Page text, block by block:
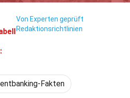
Von Experten geprüft
Redaktionsrichtlinien
Fakten